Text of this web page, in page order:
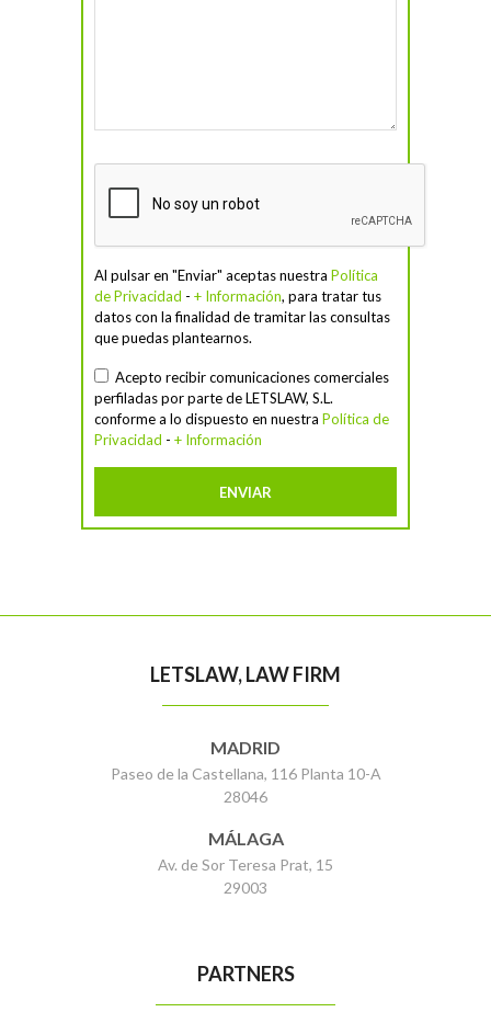
Al pulsar en "Enviar" aceptas nuestra Política
de Privacidad - + Información, para tratar tus
datos con la finalidad de tramitar las consultas
que puedas plantearnos.
Acepto recibir comunicaciones comerciales
perfiladas por parte de LETSLAW, S.L.
conforme a lo dispuesto en nuestra Política de
Privacidad - + Información
LETSLAW, LAW FIRM
MADRID
Paseo de la Castellana, 116 Planta 10-A
28046
MÁLAGA
Av. de Sor Teresa Prat, 15
29003
PARTNERS